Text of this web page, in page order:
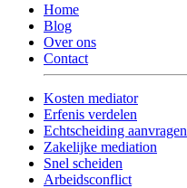
Home
Blog
Over ons
Contact
Kosten mediator
Erfenis verdelen
Echtscheiding aanvragen
Zakelijke mediation
Snel scheiden
Arbeidsconflict